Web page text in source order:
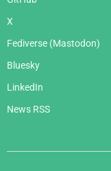
X
Fediverse (Mastodon)
Bluesky
LinkedIn
News RSS